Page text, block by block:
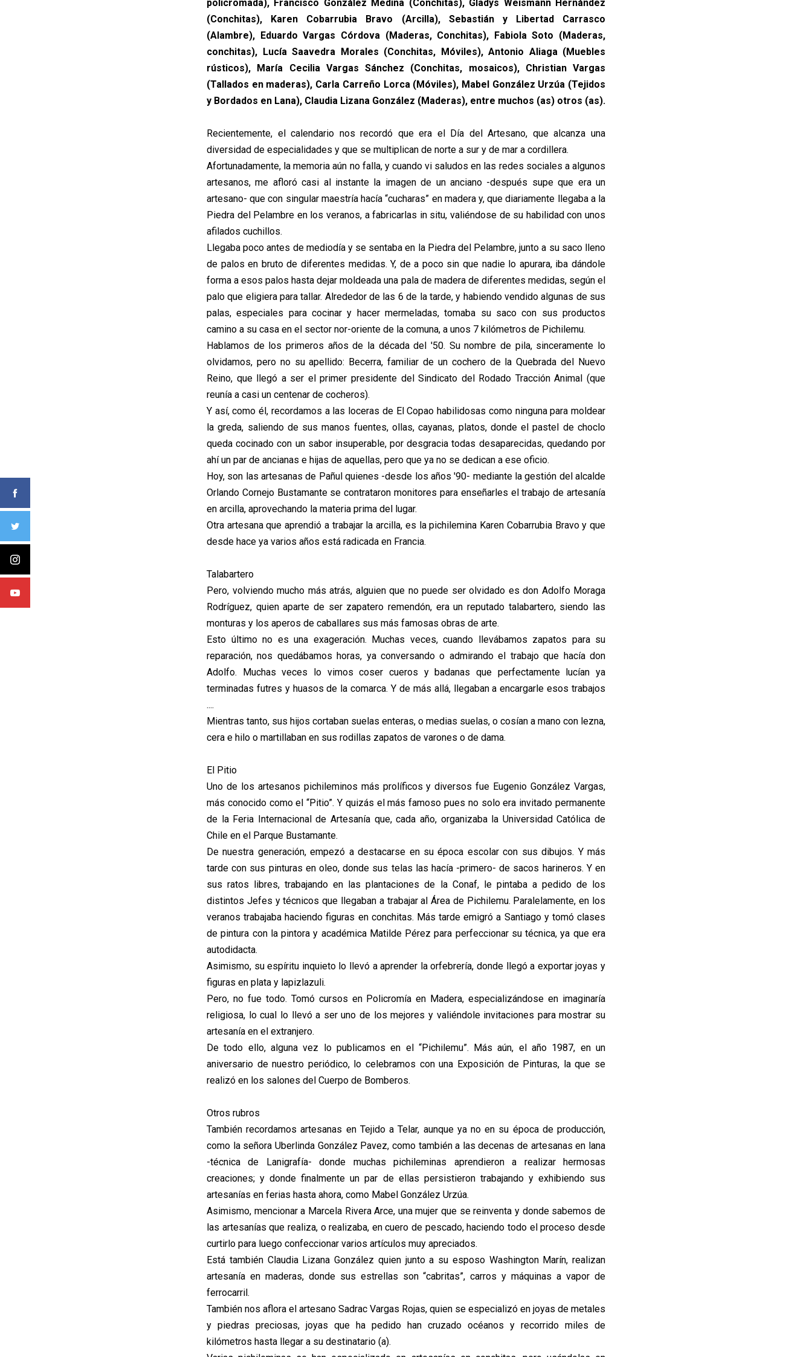
policromada), Francisco González Medina (Conchitas), Gladys Weismann Hernández
(Conchitas), Karen Cobarrubia Bravo (Arcilla), Sebastián y Libertad Carrasco
(Alambre), Eduardo Vargas Córdova (Maderas, Conchitas), Fabiola Soto (Maderas,
conchitas), Lucía Saavedra Morales (Conchitas, Móviles), Antonio Aliaga (Muebles
rústicos), María Cecilia Vargas Sánchez (Conchitas, mosaicos), Christian Vargas
(Tallados en maderas), Carla Carreño Lorca (Móviles), Mabel González Urzúa (Tejidos
y Bordados en Lana), Claudia Lizana González (Maderas), entre muchos (as) otros (as).
Recientemente, el calendario nos recordó que era el Día del Artesano, que alcanza una
diversidad de especialidades y que se multiplican de norte a sur y de mar a cordillera.
Afortunadamente, la memoria aún no falla, y cuando vi saludos en las redes sociales a algunos
artesanos, me afloró casi al instante la imagen de un anciano -después supe que era un
artesano- que con singular maestría hacía “cucharas” en madera y, que diariamente llegaba a la
Piedra del Pelambre en los veranos, a fabricarlas in situ, valiéndose de su habilidad con unos
afilados cuchillos.
Llegaba poco antes de mediodía y se sentaba en la Piedra del Pelambre, junto a su saco lleno
de palos en bruto de diferentes medidas. Y, de a poco sin que nadie lo apurara, iba dándole
forma a esos palos hasta dejar moldeada una pala de madera de diferentes medidas, según el
palo que eligiera para tallar. Alrededor de las 6 de la tarde, y habiendo vendido algunas de sus
palas, especiales para cocinar y hacer mermeladas, tomaba su saco con sus productos
camino a su casa en el sector nor-oriente de la comuna, a unos 7 kilómetros de Pichilemu.
Hablamos de los primeros años de la década del '50. Su nombre de pila, sinceramente lo
olvidamos, pero no su apellido: Becerra, familiar de un cochero de la Quebrada del Nuevo
Reino, que llegó a ser el primer presidente del Sindicato del Rodado Tracción Animal (que
reunía a casi un centenar de cocheros).
Y así, como él, recordamos a las loceras de El Copao habilidosas como ninguna para moldear
la greda, saliendo de sus manos fuentes, ollas, cayanas, platos, donde el pastel de choclo
queda cocinado con un sabor insuperable, por desgracia todas desaparecidas, quedando por
ahí un par de ancianas e hijas de aquellas, pero que ya no se dedican a ese oficio.
Hoy, son las artesanas de Pañul quienes -desde los años '90- mediante la gestión del alcalde
Orlando Cornejo Bustamante se contrataron monitores para enseñarles el trabajo de artesanía
en arcilla, aprovechando la materia prima del lugar.
Otra artesana que aprendió a trabajar la arcilla, es la pichilemina Karen Cobarrubia Bravo y que
desde hace ya varios años está radicada en Francia.
Talabartero
Pero, volviendo mucho más atrás, alguien que no puede ser olvidado es don Adolfo Moraga
Rodríguez, quien aparte de ser zapatero remendón, era un reputado talabartero, siendo las
monturas y los aperos de caballares sus más famosas obras de arte.
Esto último no es una exageración. Muchas veces, cuando llevábamos zapatos para su
reparación, nos quedábamos horas, ya conversando o admirando el trabajo que hacía don
Adolfo. Muchas veces lo vimos coser cueros y badanas que perfectamente lucían ya
terminadas futres y huasos de la comarca. Y de más allá, llegaban a encargarle esos trabajos
....
Mientras tanto, sus hijos cortaban suelas enteras, o medias suelas, o cosían a mano con lezna,
cera e hilo o martillaban en sus rodillas zapatos de varones o de dama.
El Pitio
Uno de los artesanos pichileminos más prolíficos y diversos fue Eugenio González Vargas,
más conocido como el “Pitio”. Y quizás el más famoso pues no solo era invitado permanente
de la Feria Internacional de Artesanía que, cada año, organizaba la Universidad Católica de
Chile en el Parque Bustamante.
De nuestra generación, empezó a destacarse en su época escolar con sus dibujos. Y más
tarde con sus pinturas en oleo, donde sus telas las hacía -primero- de sacos harineros. Y en
sus ratos libres, trabajando en las plantaciones de la Conaf, le pintaba a pedido de los
distintos Jefes y técnicos que llegaban a trabajar al Área de Pichilemu. Paralelamente, en los
veranos trabajaba haciendo figuras en conchitas. Más tarde emigró a Santiago y tomó clases
de pintura con la pintora y académica Matilde Pérez para perfeccionar su técnica, ya que era
autodidacta.
Asimismo, su espíritu inquieto lo llevó a aprender la orfebrería, donde llegó a exportar joyas y
figuras en plata y lapizlazuli.
Pero, no fue todo. Tomó cursos en Policromía en Madera, especializándose en imaginaría
religiosa, lo cual lo llevó a ser uno de los mejores y valiéndole invitaciones para mostrar su
artesanía en el extranjero.
De todo ello, alguna vez lo publicamos en el “Pichilemu”. Más aún, el año 1987, en un
aniversario de nuestro periódico, lo celebramos con una Exposición de Pinturas, la que se
realizó en los salones del Cuerpo de Bomberos.
Otros rubros
También recordamos artesanas en Tejido a Telar, aunque ya no en su época de producción,
como la señora Uberlinda González Pavez, como también a las decenas de artesanas en lana
-técnica de Lanigrafía- donde muchas pichileminas aprendieron a realizar hermosas
creaciones; y donde finalmente un par de ellas persistieron trabajando y exhibiendo sus
artesanías en ferias hasta ahora, como Mabel González Urzúa.
Asimismo, mencionar a Marcela Rivera Arce, una mujer que se reinventa y donde sabemos de
las artesanías que realiza, o realizaba, en cuero de pescado, haciendo todo el proceso desde
curtirlo para luego confeccionar varios artículos muy apreciados.
Está también Claudia Lizana González quien junto a su esposo Washington Marín, realizan
artesanía en maderas, donde sus estrellas son “cabritas”, carros y máquinas a vapor de
ferrocarril.
También nos aflora el artesano Sadrac Vargas Rojas, quien se especializó en joyas de metales
y piedras preciosas, joyas que ha pedido han cruzado océanos y recorrido miles de
kilómetros hasta llegar a su destinatario (a).